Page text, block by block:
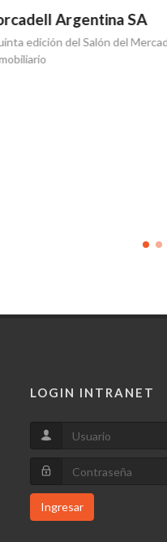
Argentina SA
del Salón del Mercado
LOGIN INTRANET
Ingresar